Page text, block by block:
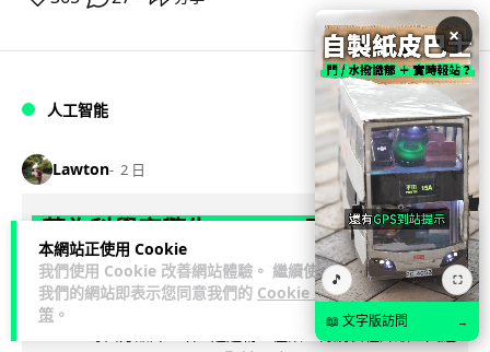
本網站正使用 Cookie
我們使用 Cookie 改善網站體驗。 繼續使用
我們的網站即表示您同意我們的 Cookie 政
策 。
人工智能
Lawton 2 日
華為科學家警告 NVIDIA 已近物理極限
華為「韜定律」可繞過摩爾定律瓶頸
華為半導體首席科學家廖恒罕見接受近 5 小時專訪，警告
NVIDIA 等西方晶片巨頭正逼近物理極限，傳統製程升級已失經
×
🎵 ⛶
📖 文字版訪問 →